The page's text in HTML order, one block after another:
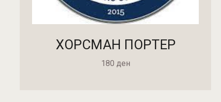
ХОРСМАН ПОРТЕР
180 ден